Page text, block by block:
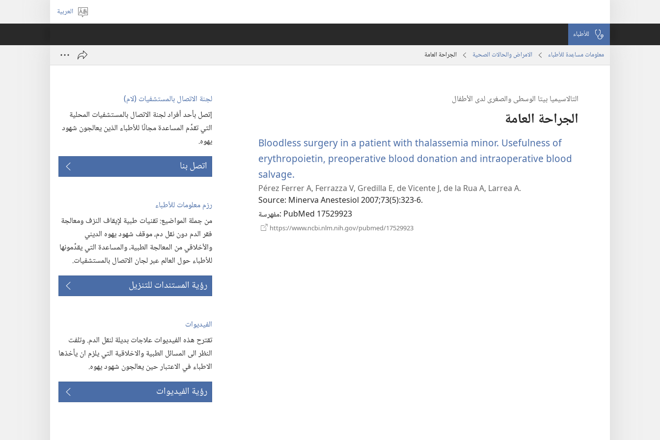
اختر
العربية
للأطباء
معلومات مساعِدة للأطباء الامراض والحالات الصحية الجراحة العامة
التالاسيميا بيتا الوسطى والصغرى لدى الأطفال
الجراحة العامة
Bloodless surgery in a patient with thalassemia minor. Usefulness of
erythropoietin, preoperative blood donation and intraoperative blood
salvage.
نافذة
جديدة)
Pérez Ferrer A, Ferrazza V, Gredilla E, de Vicente J, de la Rua A, Larrea A.
Source‎: Minerva Anestesiol 2007;73(5):323-6.
مفهرسة‎: PubMed 17529923
https://www.ncbi.nlm.nih.gov/pubmed/17529923
لجنة الاتصال بالمستشفيات (‏لام)‏
إتصل بأحد أفراد لجنة الاتصال بالمستشفيات المحلية
التي تقدِّم المساعدة مجانًا للأطباء الذين يعالجون شهود
يهوه.‏
اتصل بنا
رزم معلومات للأطباء
من جملة المواضيع:‏ تقنيات طبية لإيقاف النزف ومعالجة
فقر الدم دون نقل دم،‏ موقف شهود يهوه الديني
والأخلاقي من المعالجة الطبية،‏ والمساعدة التي يقدِّمونها
للأطباء حول العالم عبر لجان الاتصال بالمستشفيات.‏
رؤية المستندات للتنزيل
الفيديوات
تقترح هذه الفيديوات علاجات بديلة لنقل الدم.‏ وتلفت
النظر الى المسائل الطبية والاخلاقية التي يلزم ان يأخذها
الاطباء في الاعتبار حين يعالجون شهود يهوه.‏
رؤية الفيديوات